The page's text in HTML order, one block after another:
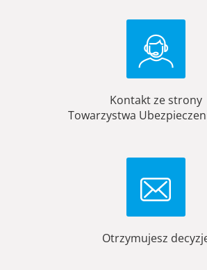
Kontakt ze strony
Towarzystwa
Otrzymujesz